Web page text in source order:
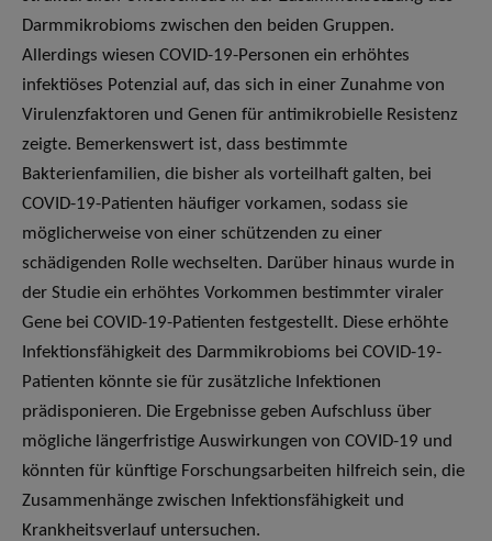
Darmmikrobioms zwischen den beiden Gruppen.
Allerdings wiesen COVID-19-Personen ein erhöhtes
infektiöses Potenzial auf, das sich in einer Zunahme von
Virulenzfaktoren und Genen für antimikrobielle Resistenz
zeigte. Bemerkenswert ist, dass bestimmte
Bakterienfamilien, die bisher als vorteilhaft galten, bei
COVID-19-Patienten häufiger vorkamen, sodass sie
möglicherweise von einer schützenden zu einer
schädigenden Rolle wechselten. Darüber hinaus wurde in
der Studie ein erhöhtes Vorkommen bestimmter viraler
Gene bei COVID-19-Patienten festgestellt. Diese erhöhte
Infektionsfähigkeit des Darmmikrobioms bei COVID-19-
Patienten könnte sie für zusätzliche Infektionen
prädisponieren. Die Ergebnisse geben Aufschluss über
mögliche längerfristige Auswirkungen von COVID-19 und
könnten für künftige Forschungsarbeiten hilfreich sein, die
Zusammenhänge zwischen Infektionsfähigkeit und
Krankheitsverlauf untersuchen.